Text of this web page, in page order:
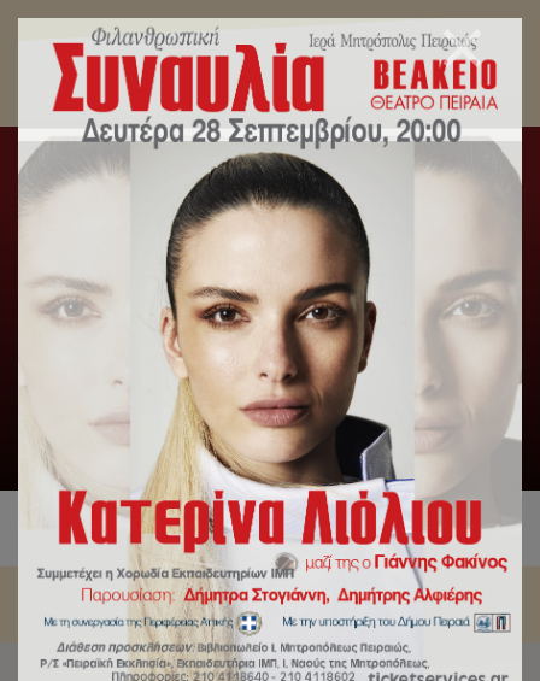
Η Δεσποτική Εορτή των Θεοφανείων στην Ιερά
Μητρόπολη Πειραιώς
Αρχική / Λατρευτική Ζωή /
Η Δεσποτική Εορτή των
Θεοφανείων στην Ιερά Μητρόπολη Πειραιώς